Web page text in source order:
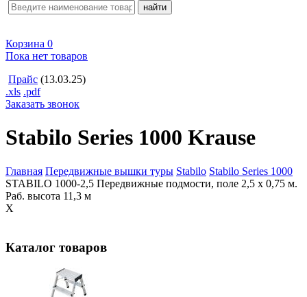
Корзина 0
Пока нет товаров
Прайс (13.03.25)
.xls .pdf
Заказать звонок
Stabilo Series 1000 Krause
Главная Передвижные вышки туры Stabilo Stabilo Series 1000
STABILO 1000-2,5 Передвижные подмости, поле 2,5 х 0,75 м.
Раб. высота 11,3 м
X
Каталог товаров